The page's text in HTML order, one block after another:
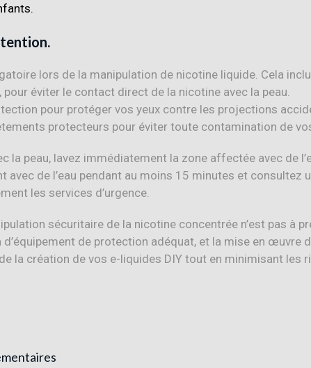
lors de la manipulation de nicotine liquide. Cela
éviter le contact direct de la nicotine avec la peau.
pour protéger vos yeux contre les projections
protecteurs pour éviter toute contamination de
la peau, lavez immédiatement la zone affectée avec de
avec de l’eau pendant au moins 15 minutes et consultez
les services d’urgence.
sécuritaire de la nicotine concentrée n’est pas à
d’équipement de protection adéquat, et la mise en
la création de vos e-liquides DIY tout en minimisant les